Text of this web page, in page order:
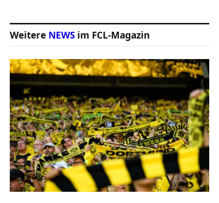
Weitere NEWS im FCL-Magazin